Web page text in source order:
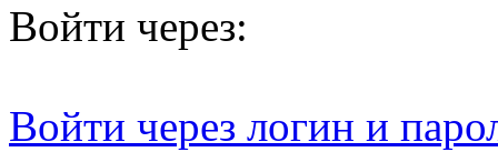
Войти через:
Войти через логин и